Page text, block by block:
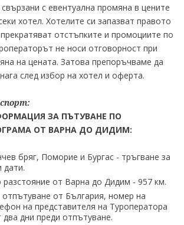
с евентуална промяна в цените
хотел. Хотелите си запазват правото
отстъпките и промоциите по
не носи отговорност при
на цената. Затова препоръчваме да
след избор на хотел и оферта.
ЗА ПЪТУВАНЕ ПО
ОТ ВАРНА ДО ДИДИМ:
бряг, Поморие и Бургас - тръгване за
дати.
разстояние от Варна до Дидим - 957 км.
отпътуване от България, номер на
на представителя на Tуроператора
два дни преди отпътуване.